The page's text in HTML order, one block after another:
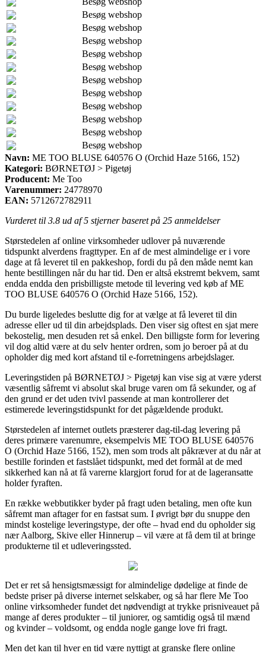
Besøg webshop
Besøg webshop
Besøg webshop
Besøg webshop
Besøg webshop
Besøg webshop
Besøg webshop
Besøg webshop
Besøg webshop
Besøg webshop
Besøg webshop
Navn: ME TOO BLUSE 640576 O (Orchid Haze 5166, 152)
Kategori: BØRNETØJ > Pigetøj
Producent: Me Too
Varenummer: 24778970
EAN: 5712672782911
Vurderet til 3.8 ud af 5 stjerner baseret på 25 anmeldelser
Størstedelen af online virksomheder udlover på nuværende
tidspunkt alverdens fragttyper. En af de mest almindelige er i vore
dage at få leveret til en pakkeshop, fordi du på den måde nemt kan
hente bestillingen når du har tid. Den er altså ekstremt bekvem, samt
endda endda den prisbilligste metode til levering ved køb af ME
TOO BLUSE 640576 O (Orchid Haze 5166, 152).
Du burde ligeledes beslutte dig for at vælge at få leveret til din
adresse eller ud til din arbejdsplads. Den viser sig oftest en sjat mere
bekostelig, men desuden ret så enkel. Den billigste form for levering
vil dog altid være at du selv henter ordren, som jo beroer på at du
opholder dig med kort afstand til e-forretningens arbejdslager.
Leveringstiden på BØRNETØJ > Pigetøj kan vise sig at være yderst
væsentlig såfremt vi absolut skal bruge varen om få sekunder, og af
den grund er det uden tvivl passende at man kontrollerer det
estimerede leveringstidspunkt for det pågældende produkt.
Størstedelen af internet outlets præsterer dag-til-dag levering på
deres primære varenumre, eksempelvis ME TOO BLUSE 640576
O (Orchid Haze 5166, 152), men som trods alt påkræver at du når at
bestille forinden et fastslået tidspunkt, med det formål at de med
sikkerhed kan nå at få varerne klargjort forud for at de lageransatte
holder fyraften.
En række webbutikker byder på fragt uden betaling, men ofte kun
såfremt man aftager for en fastsat sum. I øvrigt bør du snuppe den
mindst kostelige leveringstype, der ofte – hvad end du opholder sig
nær Aalborg, Skive eller Hinnerup – vil være at få dem til at bringe
produkterne til et udleveringssted.
Det er ret så hensigtsmæssigt for almindelige dødelige at finde de
bedste priser på diverse internet selskaber, og så har flere Me Too
online virksomheder fundet det nødvendigt at trykke prisniveauet på
mange af deres produkter – til juniorer, og samtidig også til mænd
og kvinder – voldsomt, og endda nogle gange love fri fragt.
Men det kan til hver en tid være nyttigt at granske flere online